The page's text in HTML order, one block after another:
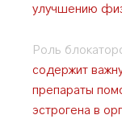
улучшению
Роль
содержит
препараты
эстрогена в